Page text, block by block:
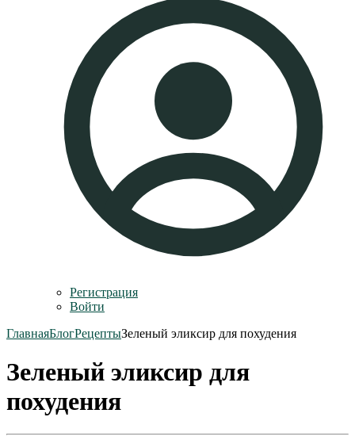
Регистрация
Войти
ГлавнаяБлогРецептыЗеленый эликсир для похудения
Зеленый эликсир для
похудения